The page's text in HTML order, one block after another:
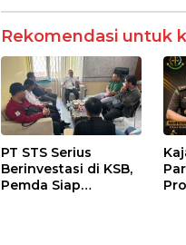
Rekomendasi untuk
PT STS Serius
Berinvestasi di KSB,
Pemda Siap